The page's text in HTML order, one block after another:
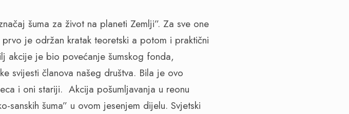
šuma za život na planeti Zemlji”. Za sve one
je održan kratak teoretski a potom i praktični
akcije je bio povećanje šumskog fonda,
svijesti članova našeg društva. Bila je ovo
i oni stariji. Akcija pošumljavanja u reonu
sanskih šuma” u ovom jesenjem dijelu. Svjetski